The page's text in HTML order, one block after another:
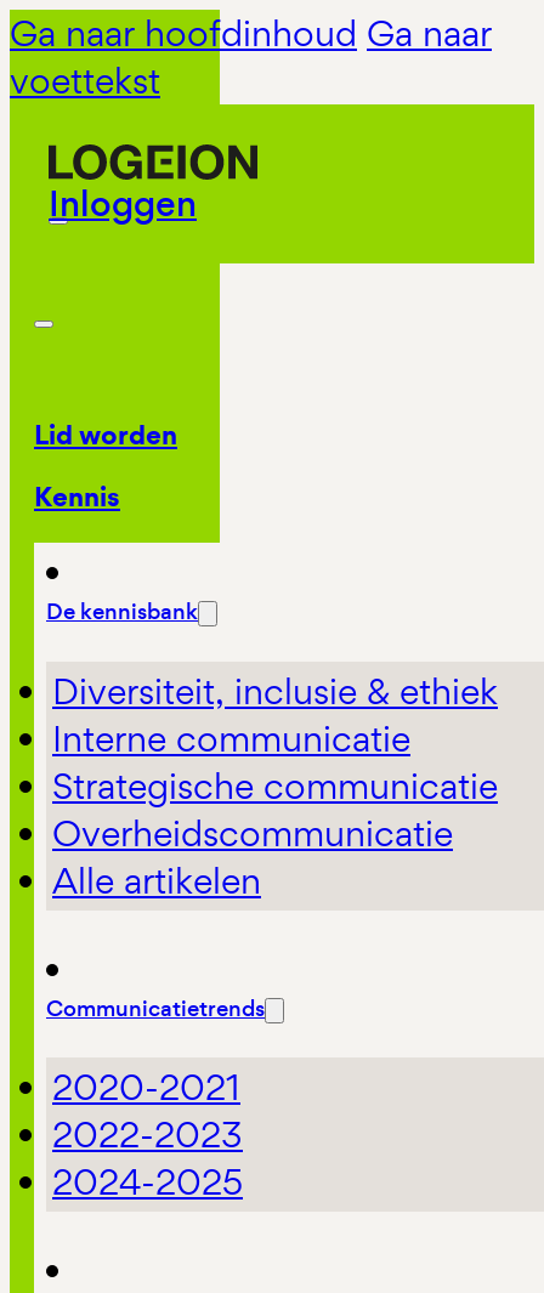
Ga naar hoofdinhoud Ga naar
voettekst
Inloggen
Lid worden
Kennis
De kennisbank
Diversiteit, inclusie & ethiek
Interne communicatie
Strategische communicatie
Overheidscommunicatie
Alle artikelen
Communicatietrends
2020-2021
2022-2023
2024-2025